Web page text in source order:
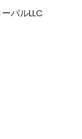
バルLLC